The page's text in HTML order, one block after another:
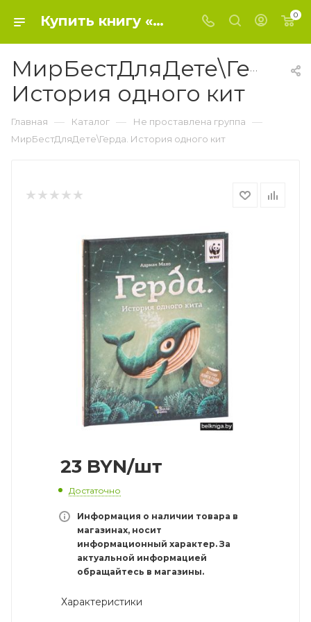
Купить книгу «МирБестДляДете\Герда. История одного кит» 2019, Мачо Э. - Не проставлена группа 0
МирБестДляДете\Герда.
История одного кит
Главная — Каталог — Не проставлена группа —
МирБестДляДете\Герда. История одного кит
23 BYN/шт
Достаточно
Информация о наличии товара в
магазинах, носит
информационный характер. За
актуальной информацией
обращайтесь в магазины.
Характеристики